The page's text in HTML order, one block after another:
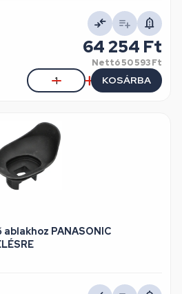
64 254 Ft
Nettó50 593 Ft
KOSÁRBA
PANASONIC